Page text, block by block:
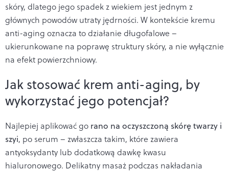
skóry, dlatego jego spadek z wiekiem jest jednym z
głównych powodów utraty jędrności. W kontekście kremu
anti-aging oznacza to działanie długofalowe –
ukierunkowane na poprawę struktury skóry, a nie wyłącznie
na efekt powierzchniowy.
Jak stosować krem anti-aging, by
wykorzystać jego potencjał?
Najlepiej aplikować go rano na oczyszczoną skórę twarzy i
szyi, po serum – zwłaszcza takim, które zawiera
antyoksydanty lub dodatkową dawkę kwasu
hialuronowego. Delikatny masaż podczas nakładania